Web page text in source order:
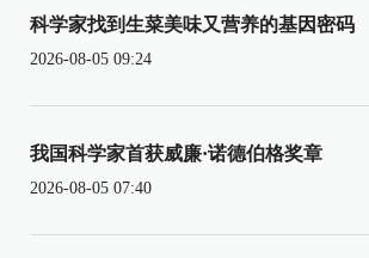
科学家找到生菜美味又营养的基因密码
2026-08-05 09:24
我国科学家首获威廉·诺德伯格奖章
2026-08-05 07:40